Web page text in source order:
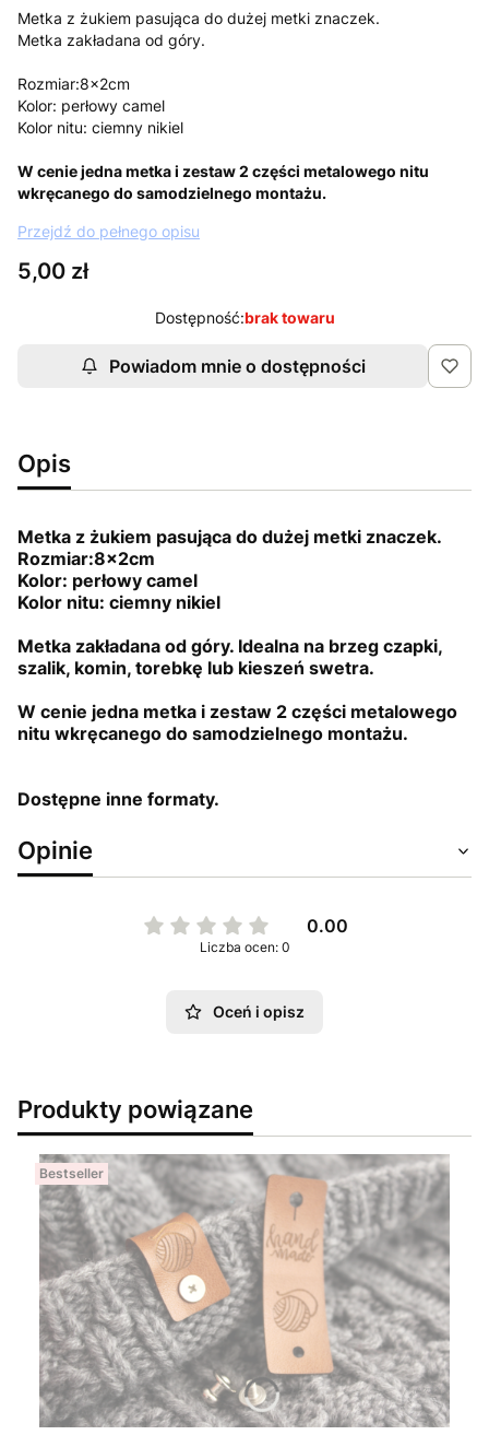
Metka z żukiem pasująca do dużej metki znaczek.
Metka zakładana od góry.
Rozmiar:8x2cm
Kolor: perłowy camel
Kolor nitu: ciemny nikiel
W cenie jedna metka i zestaw 2 części metalowego nitu
wkręcanego do samodzielnego montażu.
Przejdź do pełnego opisu
Cena
5,00 zł
Dostępność:brak towaru
Powiadom mnie o dostępności
Opis
Metka z żukiem pasująca do dużej metki znaczek.
Rozmiar:8x2cm
Kolor: perłowy camel
Kolor nitu: ciemny nikiel
Metka zakładana od góry. Idealna na brzeg czapki,
szalik, komin, torebkę lub kieszeń swetra.
W cenie jedna metka i zestaw 2 części metalowego
nitu wkręcanego do samodzielnego montażu.
Dostępne inne formaty.
Opinie
0.00
Liczba ocen: 0
Oceń i opisz
Produkty powiązane
Bestseller